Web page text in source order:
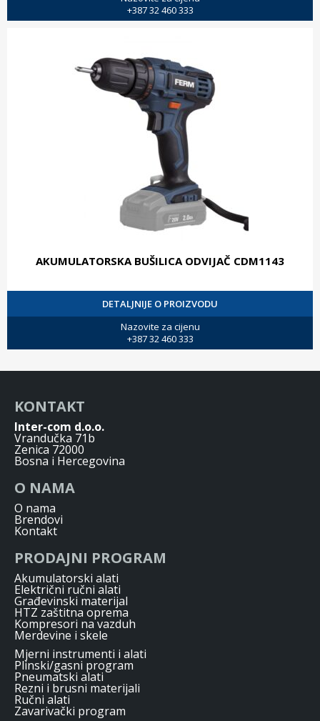
+387 32 460 333
AKUMULATORSKA BUŠILICA ODVIJAČ CDM1143
DETALJNIJE O PROIZVODU
Nazovite za cijenu
+387 32 460 333
KONTAKT
Inter-com d.o.o.
Vrandučka 71b
Zenica 72000
Bosna i Hercegovina
O NAMA
O nama
Brendovi
Kontakt
PRODAJNI PROGRAM
Akumulatorski alati
Električni ručni alati
Građevinski materijal
HTZ zaštitna oprema
Kompresori na vazduh
Merdevine i skele
Mjerni instrumenti i alati
Plinski/gasni program
Pneumatski alati
Rezni i brusni materijali
Ručni alati
Zavarivački program